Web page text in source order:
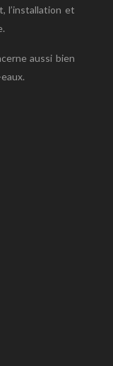
l’installation et
aussi bien